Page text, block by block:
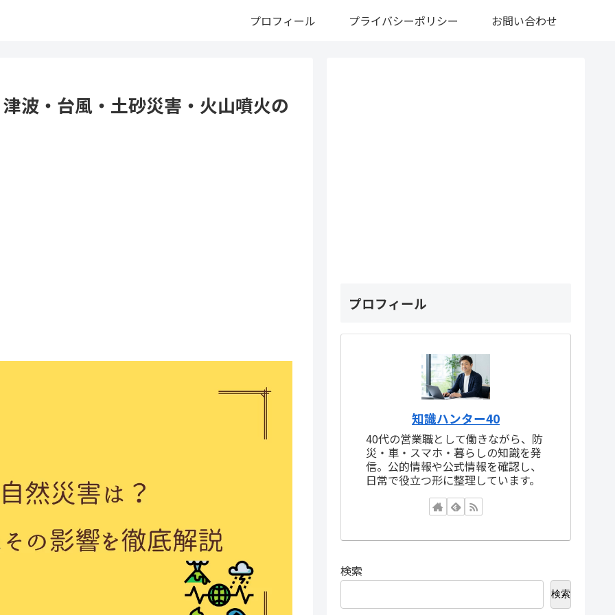
プロフィール プライバシーポリシー お問い合わせ
波・台風・土砂災害・火山噴火の
プロフィール
知識ハンター40
40代の営業職として働きながら、防
災・車・スマホ・暮らしの知識を発
信。公的情報や公式情報を確認し、
日常で役立つ形に整理しています。
検索
検索